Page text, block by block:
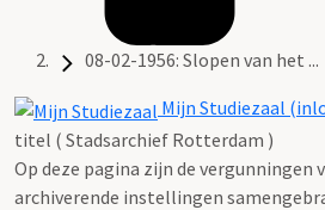
08-02-1956: Slopen van het ...
Mijn Studiezaal
titel ( Stadsarchief Rotterdam )
Op deze pagina zijn de vergunningen
archiverende instellingen